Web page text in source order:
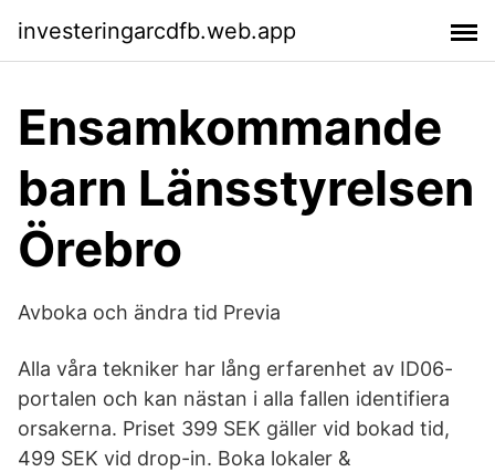
investeringarcdfb.web.app
Ensamkommande
barn Länsstyrelsen
Örebro
Avboka och ändra tid Previa
Alla våra tekniker har lång erfarenhet av ID06-
portalen och kan nästan i alla fallen identifiera
orsakerna. Priset 399 SEK gäller vid bokad tid,
499 SEK vid drop-in. Boka lokaler &